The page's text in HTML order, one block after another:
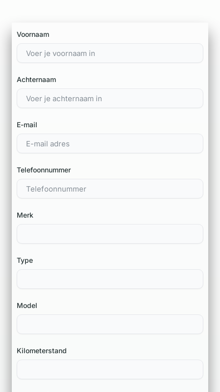
Voornaam
Achternaam
E-mail
Telefoonnummer
Merk
Type
Model
Kilometerstand